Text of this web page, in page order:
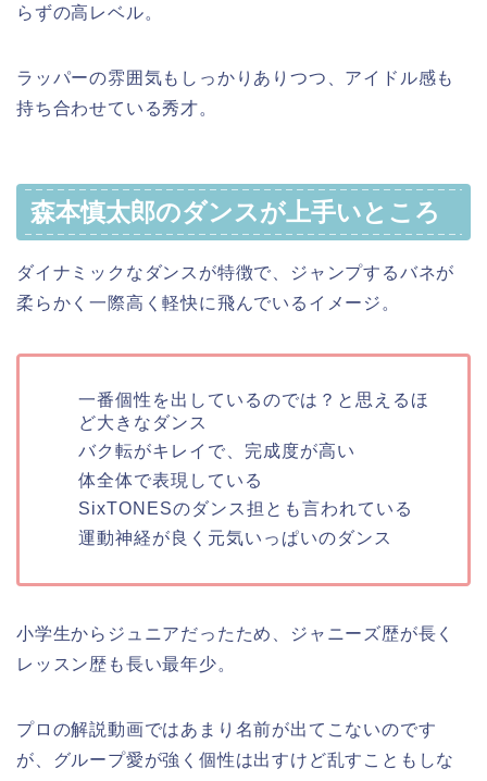
らずの高レベル。
ラッパーの雰囲気もしっかりありつつ、アイドル感も
持ち合わせている秀才。
森本慎太郎のダンスが上手いところ
ダイナミックなダンスが特徴で、ジャンプするバネが
柔らかく一際高く軽快に飛んでいるイメージ。
一番個性を出しているのでは？と思えるほ
ど大きなダンス
バク転がキレイで、完成度が高い
体全体で表現している
SixTONESのダンス担とも言われている
運動神経が良く元気いっぱいのダンス
小学生からジュニアだったため、ジャニーズ歴が長く
レッスン歴も長い最年少。
プロの解説動画ではあまり名前が出てこないのです
が、グループ愛が強く個性は出すけど乱すこともしな